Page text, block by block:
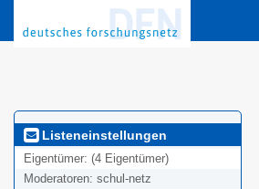
Listeneinstellungen
Eigentümer: (4 Eigentümer)
Moderatoren: schul-netz